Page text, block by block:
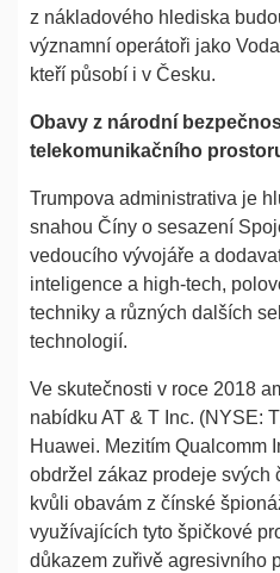
z nákladového hlediska
významní operátoři jako
kteří působí i v Česku.
Obavy z národní
telekomunikačního
Trumpova administrativa je
snahou Číny o sesazení
vedoucího vývojáře a
inteligence a high-tech,
techniky a různých dalších
technologií.
Ve skutečnosti v roce 2018
nabídku AT & T Inc. (NYSE:
Huawei. Mezitím Qualcomm
obdržel zákaz prodeje svých
kvůli obavám z čínské
využívajících tyto špičkové
důkazem zuřivě agresivního